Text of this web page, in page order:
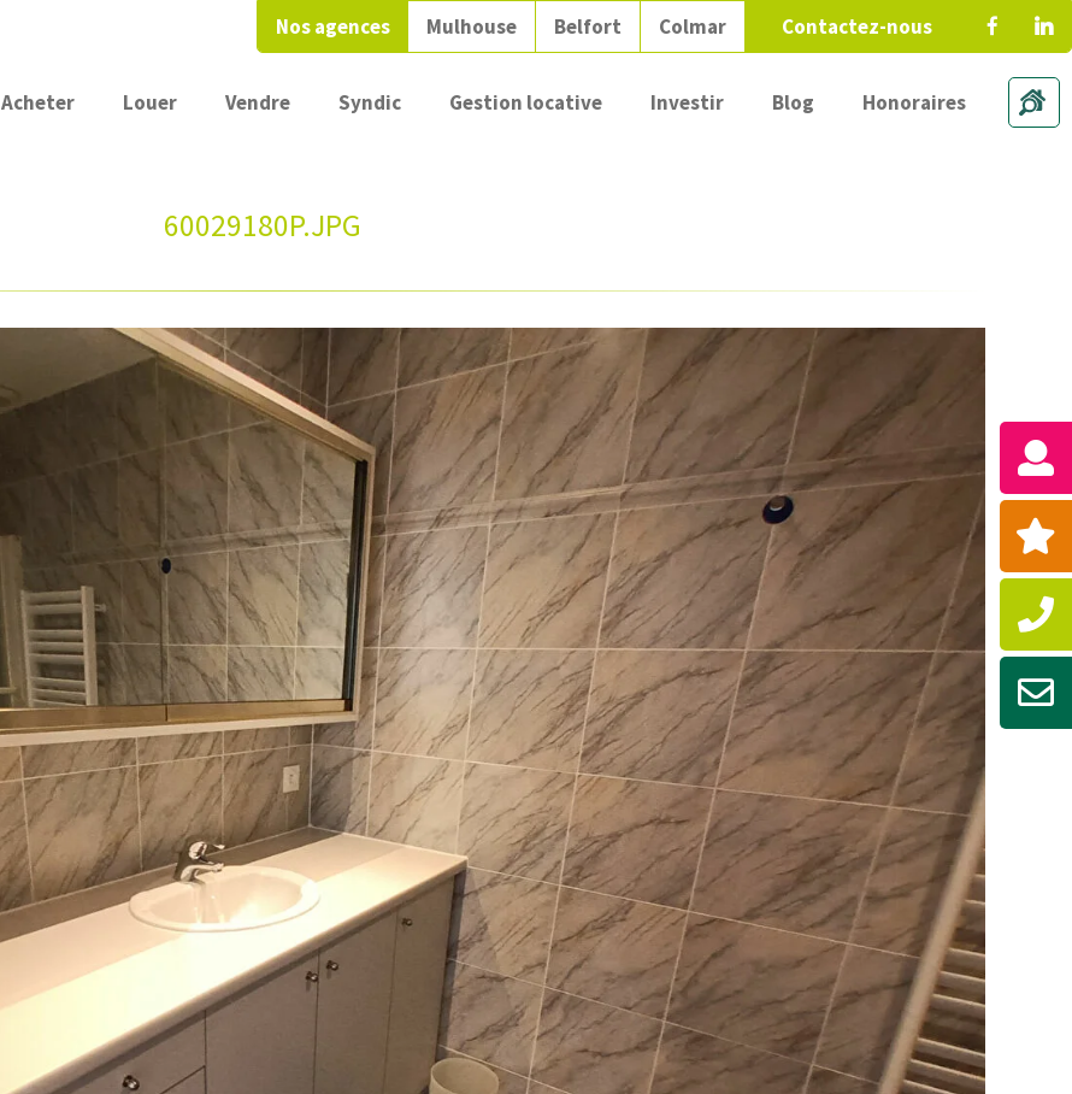
Acheter Louer Vendre Syndic Gestion locative Investir Blog Honoraires
Nos agences Mulhouse Belfort Colmar Contactez-nous
60029180P.JPG